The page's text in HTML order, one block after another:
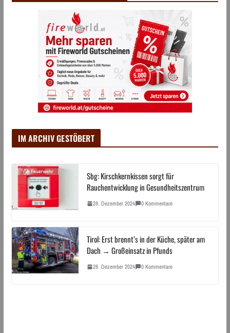
IM ARCHIV GESTÖBERT
Sbg: Kirschkernkissen sorgt für
Rauchentwicklung in Gesundheitszentrum
28. Dezember 2024 0 Kommentare
Tirol: Erst brennt’s in der Küche, später am
Dach → Großeinsatz in Pfunds
28. Dezember 2024 0 Kommentare